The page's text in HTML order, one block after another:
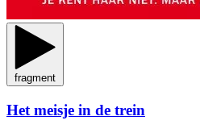
fragment
Het meisje in de trein